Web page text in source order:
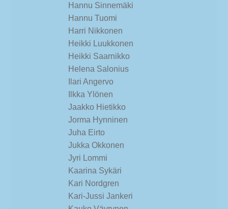
Hannu Sinnemäki
Hannu Tuomi
Harri Nikkonen
Heikki Luukkonen
Heikki Saarnikko
Helena Salonius
Ilari Angervo
Ilkka Ylönen
Jaakko Hietikko
Jorma Hynninen
Juha Eirto
Jukka Okkonen
Jyri Lommi
Kaarina Sykäri
Kari Nordgren
Kari-Jussi Jankeri